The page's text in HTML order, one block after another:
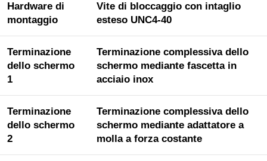
Hardware di
montaggio
Vite di bloccaggio con intaglio
esteso UNC4-40
Terminazione
dello schermo
1
Terminazione complessiva dello
schermo mediante fascetta in
acciaio inox
Terminazione
dello schermo
2
Terminazione complessiva dello
schermo mediante adattatore a
molla a forza costante